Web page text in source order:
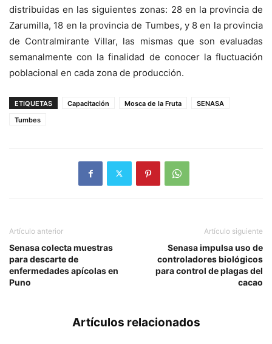
distribuidas en las siguientes zonas: 28 en la provincia de
Zarumilla, 18 en la provincia de Tumbes, y 8 en la provincia
de Contralmirante Villar, las mismas que son evaluadas
semanalmente con la finalidad de conocer la fluctuación
poblacional en cada zona de producción.
ETIQUETAS Capacitación Mosca de la Fruta
SENASA
Tumbes
Artículo anterior
Senasa colecta muestras
para descarte de
enfermedades apícolas en
Puno
Artículo siguiente
Senasa impulsa uso de
controladores biológicos
para control de plagas del
cacao
Artículos relacionados